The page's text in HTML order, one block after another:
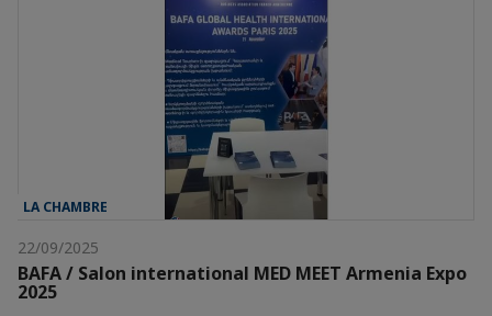
LA CHAMBRE
22/09/2025
BAFA / Salon international MED MEET Armenia Expo
2025